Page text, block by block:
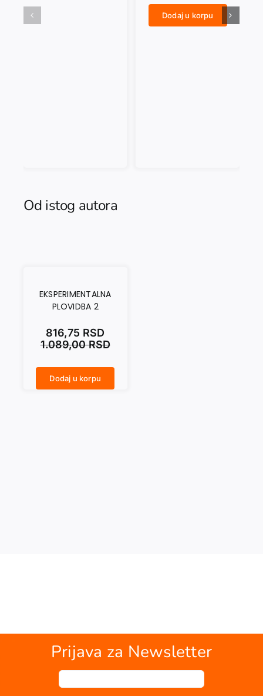
Dodaj u korpu
Od istog autora
EKSPERIMENTALNA
PLOVIDBA 2
1.089,00RSD
816,75 RSD
Dodaj u korpu
Prijava za Newsletter